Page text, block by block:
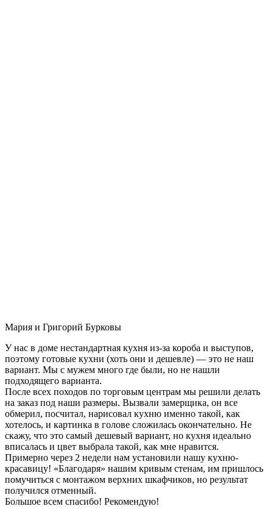
Мария и Григорий Бурковы
У нас в доме нестандартная кухня из-за короба и выступов,
поэтому готовые кухни (хоть они и дешевле) — это не наш
вариант. Мы с мужем много где были, но не нашли
подходящего варианта.
После всех походов по торговым центрам мы решили делать
на заказ под наши размеры. Вызвали замерщика, он все
обмерил, посчитал, нарисовал кухню именно такой, как
хотелось, и картинка в голове сложилась окончательно. Не
скажу, что это самый дешевый вариант, но кухня идеально
вписалась и цвет выбрала такой, как мне нравится.
Примерно через 2 недели нам установили нашу кухню-
красавицу! «Благодаря» нашим кривым стенам, им пришлось
помучиться с монтажом верхних шкафчиков, но результат
получился отменный.
Большое всем спасибо! Рекомендую!